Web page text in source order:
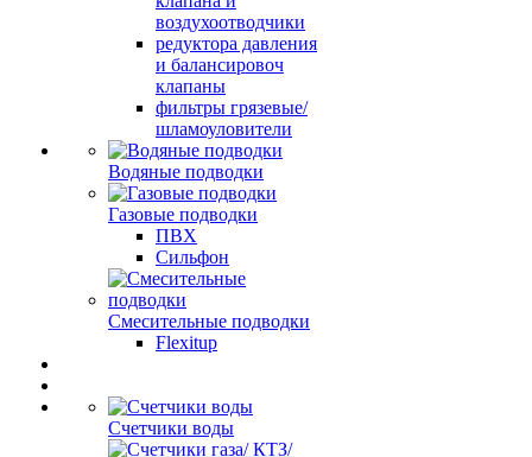
воздухоотводчики
редуктора давления
и балансировоч
клапаны
фильтры грязевые/
шламоуловители
Водяные подводки
Газовые подводки
ПВХ
Сильфон
Смесительные подводки
Flexitup
Счетчики воды